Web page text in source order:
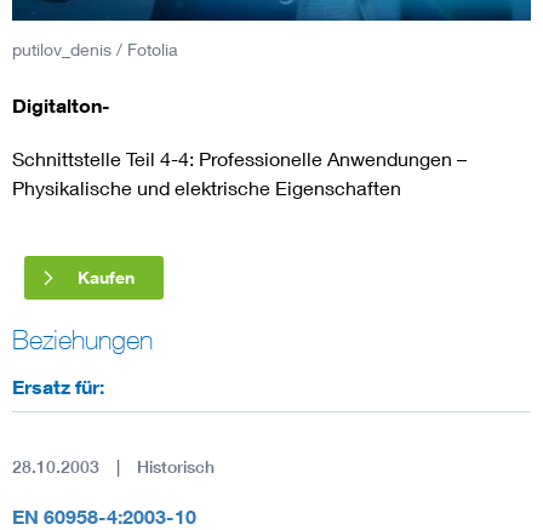
Smart Cities
DKE Fachinformationen im Kontext der Normung
Blitzschutz: DIN EN 62305 in der Übersicht
DIN VDE 0100 für sichere Elektroinstallationen
Elektrofachkraft (EFK)
putilov_denis / Fotolia
Digitalton-
Schnittstelle Teil 4-4: Professionelle Anwendungen –
Physikalische und elektrische Eigenschaften
Kaufen
Beziehungen
Ersatz für:
28.10.2003 Historisch
EN 60958-4:2003-10